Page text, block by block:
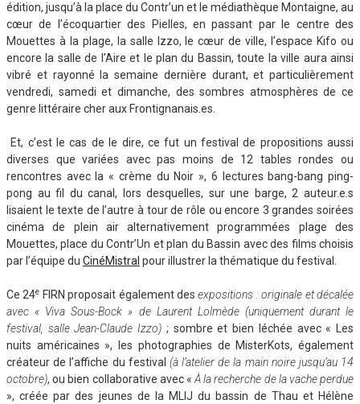
édition, jusqu’à la place du Contr’un et le médiathèque Montaigne, au
cœur de l’écoquartier des Pielles, en passant par le centre des
Mouettes à la plage, la salle Izzo, le cœur de ville, l’espace Kifo ou
encore la salle de l’Aire et le plan du Bassin, toute la ville aura ainsi
vibré et rayonné la semaine dernière durant, et particulièrement
vendredi, samedi et dimanche, des sombres atmosphères de ce
genre littéraire cher aux Frontignanais.es.
Et, c’est le cas de le dire, ce fut un festival de propositions aussi
diverses que variées avec pas moins de 12 tables rondes ou
rencontres avec la « crème du Noir », 6 lectures bang-bang ping-
pong au fil du canal, lors desquelles, sur une barge, 2 auteur.e.s
lisaient le texte de l’autre à tour de rôle ou encore 3 grandes soirées
cinéma de plein air alternativement programmées plage des
Mouettes, place du Contr’Un et plan du Bassin avec des films choisis
par l’équipe du CinéMistral pour illustrer la thématique du festival.
Ce 24e FIRN proposait également desexpositions : originale et décalée
avec « Viva Sous-Bock » de Laurent Lolmède (uniquement durant le
festival, salle Jean-Claude Izzo) ; sombre et bien léchée avec « Les
nuits américaines », les photographies de MisterKots, également
créateur de l’affiche du festival (à l’atelier de la main noire jusqu’au 14
octobre), ou bien collaborative avec « À la recherche de la vache perdue
», créée par des jeunes de la MLIJ du bassin de Thau et Hélène